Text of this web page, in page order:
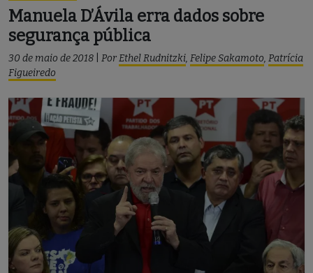
Manuela D’Ávila erra dados sobre
segurança pública
30 de maio de 2018 PorEthel Rudnitzki, Felipe Sakamoto, Patrícia
Figueiredo